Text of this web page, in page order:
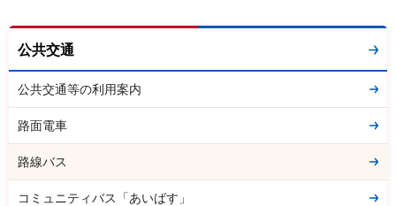
公共交通
公共交通等の利用案内
路面電車
路線バス
コミュニティバス「あいばす」